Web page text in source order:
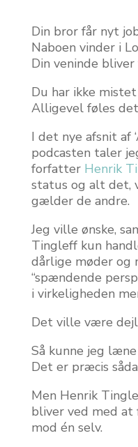
Din bror får nyt
Naboen vinder i
Din veninde
Du har ikke
Alligevel føles
I det nye afsnit af
podcasten taler
forfatter Henrik
status og alt det,
gælder de andre.
Jeg ville ønske,
Tingleff kun
dårlige møder og
“spændende
i virkeligheden
Det ville være
Så kunne jeg
Det er præcis
Men Henrik
bliver ved med
mod én selv.